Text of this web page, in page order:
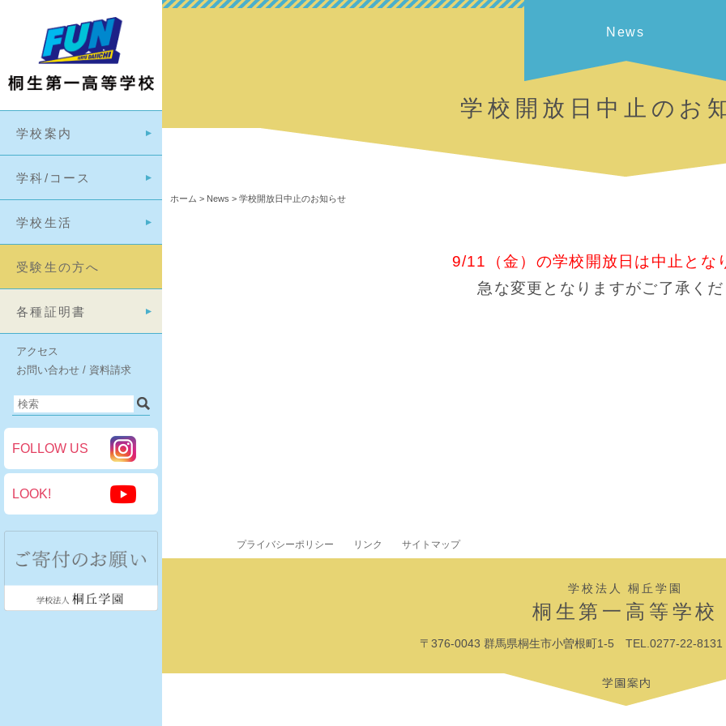
学校案内
学科/コース
学校生活
受験生の方へ
各種証明書
アクセス
お問い合わせ / 資料請求
FOLLOW US
LOOK!
News
学校開放日中止のお
ホーム > News > 学校開放日中止のお知らせ
9/11（金）の学校開放日は中止とな
急な変更となりますがご了承くだ
プライバシーポリシー リンク サイトマップ
学校法人 桐丘学園
桐生第一高等学校
〒376-0043 群馬県桐生市小曽根町1-5 TEL.0277-22-